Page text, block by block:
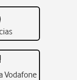
Vodafone